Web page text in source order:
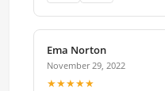
Ema Norton
November 29, 2022
★★★★★